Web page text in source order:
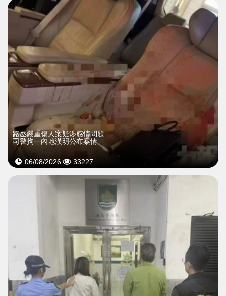
​路氹嚴重傷人案疑涉感情問題
司警拘一內地漢明公布案情
06/08/2026 33227